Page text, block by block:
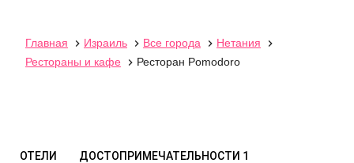
Главная  Израиль  Все города  Нетания

Рестораны и кафе
 Ресторан Pomodoro
ОТЕЛИ ДОСТОПРИМЕЧАТЕЛЬНОСТИ 1